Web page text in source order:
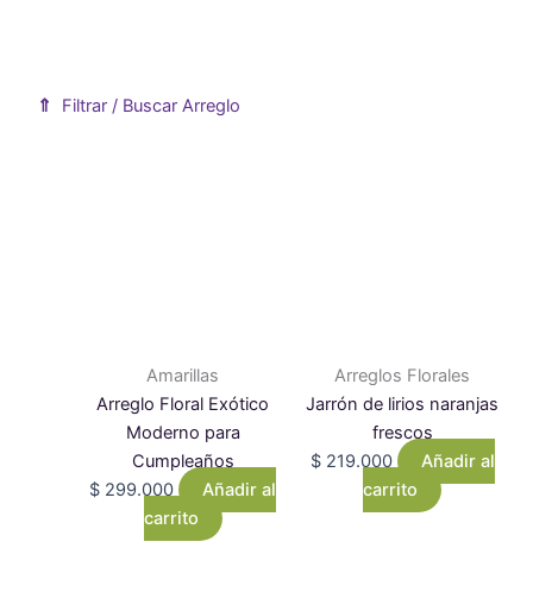
⇑ Filtrar / Buscar Arreglo
Amarillas
Arreglo Floral Exótico
Moderno para
Cumpleaños
$ 299.000
Añadir al
carrito
Arreglos Florales
Jarrón de lirios naranjas
frescos
$219.000
Añadir al
carrito